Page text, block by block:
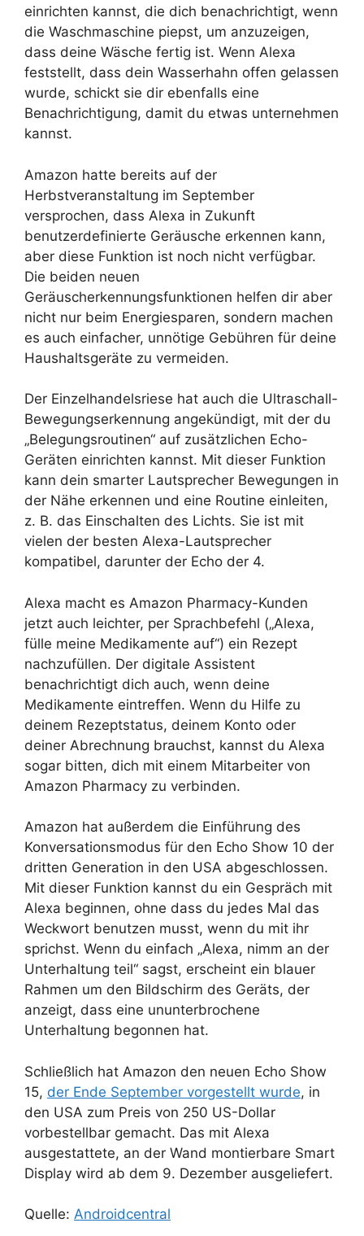
einrichten kannst, die dich benachrichtigt, wenn
die Waschmaschine piepst, um anzuzeigen,
dass deine Wäsche fertig ist. Wenn Alexa
feststellt, dass dein Wasserhahn offen gelassen
wurde, schickt sie dir ebenfalls eine
Benachrichtigung, damit du etwas unternehmen
kannst.
Amazon hatte bereits auf der
Herbstveranstaltung im September
versprochen, dass Alexa in Zukunft
benutzerdefinierte Geräusche erkennen kann,
aber diese Funktion ist noch nicht verfügbar.
Die beiden neuen
Geräuscherkennungsfunktionen helfen dir aber
nicht nur beim Energiesparen, sondern machen
es auch einfacher, unnötige Gebühren für deine
Haushaltsgeräte zu vermeiden.
Der Einzelhandelsriese hat auch die Ultraschall-
Bewegungserkennung angekündigt, mit der du
„Belegungsroutinen“ auf zusätzlichen Echo-
Geräten einrichten kannst. Mit dieser Funktion
kann dein smarter Lautsprecher Bewegungen in
der Nähe erkennen und eine Routine einleiten,
z. B. das Einschalten des Lichts. Sie ist mit
vielen der besten Alexa-Lautsprecher
kompatibel, darunter der Echo der 4.
Alexa macht es Amazon Pharmacy-Kunden
jetzt auch leichter, per Sprachbefehl („Alexa,
fülle meine Medikamente auf“) ein Rezept
nachzufüllen. Der digitale Assistent
benachrichtigt dich auch, wenn deine
Medikamente eintreffen. Wenn du Hilfe zu
deinem Rezeptstatus, deinem Konto oder
deiner Abrechnung brauchst, kannst du Alexa
sogar bitten, dich mit einem Mitarbeiter von
Amazon Pharmacy zu verbinden.
Amazon hat außerdem die Einführung des
Konversationsmodus für den Echo Show 10 der
dritten Generation in den USA abgeschlossen.
Mit dieser Funktion kannst du ein Gespräch mit
Alexa beginnen, ohne dass du jedes Mal das
Weckwort benutzen musst, wenn du mit ihr
sprichst. Wenn du einfach „Alexa, nimm an der
Unterhaltung teil“ sagst, erscheint ein blauer
Rahmen um den Bildschirm des Geräts, der
anzeigt, dass eine ununterbrochene
Unterhaltung begonnen hat.
Schließlich hat Amazon den neuen Echo Show
15, der Ende September vorgestellt wurde, in
den USA zum Preis von 250 US-Dollar
vorbestellbar gemacht. Das mit Alexa
ausgestattete, an der Wand montierbare Smart
Display wird ab dem 9. Dezember ausgeliefert.
Quelle: Androidcentral